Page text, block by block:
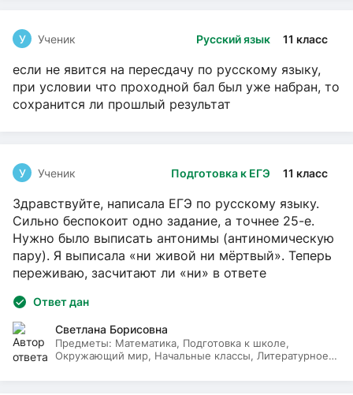
Русский язык 11 класс
У Ученик
если не явится на пересдачу по русскому языку,
при условии что проходной бал был уже набран, то
сохранится ли прошлый результат
Подготовка к ЕГЭ 11 класс
У Ученик
Здравствуйте, написала ЕГЭ по русскому языку.
Сильно беспокоит одно задание, а точнее 25-е.
Нужно было выписать антонимы (антиномическую
пару). Я выписала «ни живой ни мёртвый». Теперь
переживаю, засчитают ли «ни» в ответе
Ответ дан
Светлана Борисовна
Предметы: Математика, Подготовка к школе,
Окружающий мир, Начальные классы, Литературное